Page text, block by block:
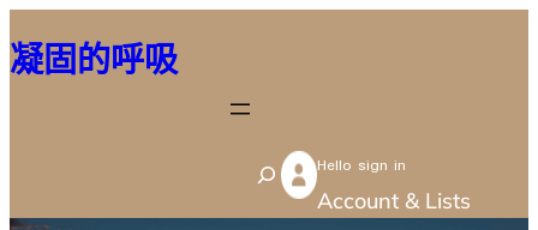
至
容
凝固的呼吸
S
e
Hello sign in
Account & Lists